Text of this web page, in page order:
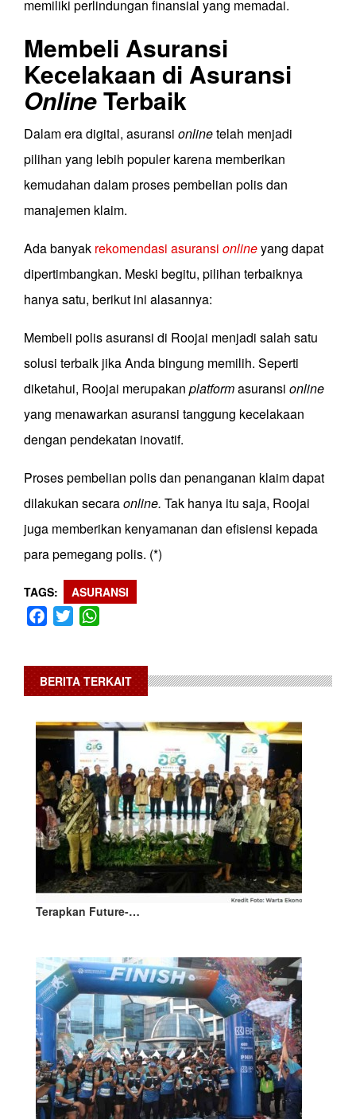
memiliki perlindungan finansial yang memadai.
Membeli Asuransi
Kecelakaan di Asuransi
OnlineTerbaik
Dalam era digital, asuransi onlinetelah menjadi
pilihan yang lebih populer karena memberikan
kemudahan dalam proses pembelian polis dan
manajemen klaim.
Ada banyak rekomendasi asuransi onlineyang dapat
dipertimbangkan. Meski begitu, pilihan terbaiknya
hanya satu, berikut ini alasannya:
Membeli polis asuransi di Roojai menjadi salah satu
solusi terbaik jika Anda bingung memilih. Seperti
diketahui, Roojai merupakan platformasuransi online
yang menawarkan asuransi tanggung kecelakaan
dengan pendekatan inovatif.
Proses pembelian polis dan penanganan klaim dapat
dilakukan secaraonline. Tak hanya itu saja, Roojai
juga memberikan kenyamanan dan efisiensi kepada
para pemegang polis. (*)
TAGS ASURANSI
Facebook
Twitter
BERITA TERKAIT
Terapkan Future-…